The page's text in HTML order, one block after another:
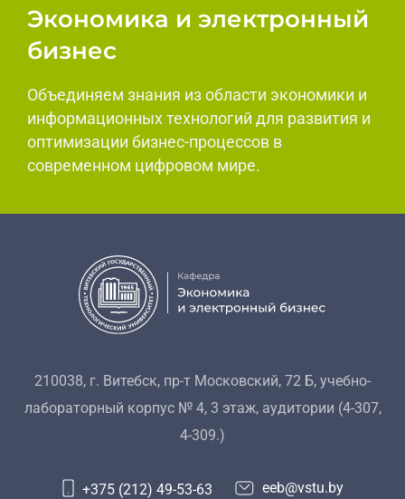
Экономика и электронный
бизнес
Объединяем знания из области экономики и
информационных технологий для развития и
оптимизации бизнес-процессов в
современном цифровом мире.
210038, г. Витебск, пр-т Московский, 72 Б, учебно-
лабораторный корпус № 4, 3 этаж, аудитории (4-307,
4-309.)
+375 (212) 49-53-63 eeb@vstu.by